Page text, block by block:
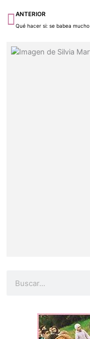
Ant
ANTERIOR
Qué hacer si: se babea mucho